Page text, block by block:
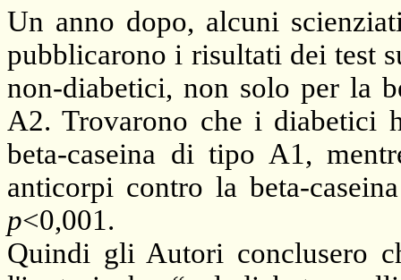
Un anno dopo, alcuni
pubblicarono i risultati dei test
non-diabetici, non solo per la
A2. Trovarono che i diabetici
beta-caseina di tipo A1,
anticorpi contro la beta-
p<0,001.
Quindi gli Autori conclusero